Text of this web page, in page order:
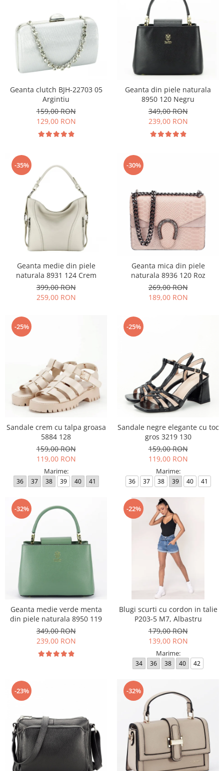
Geanta clutch BJH-22703 05
Argintiu
159,00 RON
129,00 RON
Geanta din piele naturala
8950 120 Negru
349,00 RON
239,00 RON
-35%
Geanta medie din piele
naturala 8931 124 Crem
399,00 RON
259,00 RON
-30%
Geanta mica din piele
naturala 8936 120 Roz
269,00 RON
189,00 RON
-25%
Sandale crem cu talpa groasa
5884 128
159,00 RON
119,00 RON
Marime:
36 37 38 39 40 41
-25%
Sandale negre elegante cu toc
gros 3219 130
159,00 RON
119,00 RON
Marime:
36 37 38 39 40 41
-32%
Geanta medie verde menta
din piele naturala 8950 119
349,00 RON
239,00 RON
-22%
Blugi scurti cu cordon in talie
P203-5 M7, Albastru
179,00 RON
139,00 RON
Marime:
34 36 38 40 42
-23% -32%